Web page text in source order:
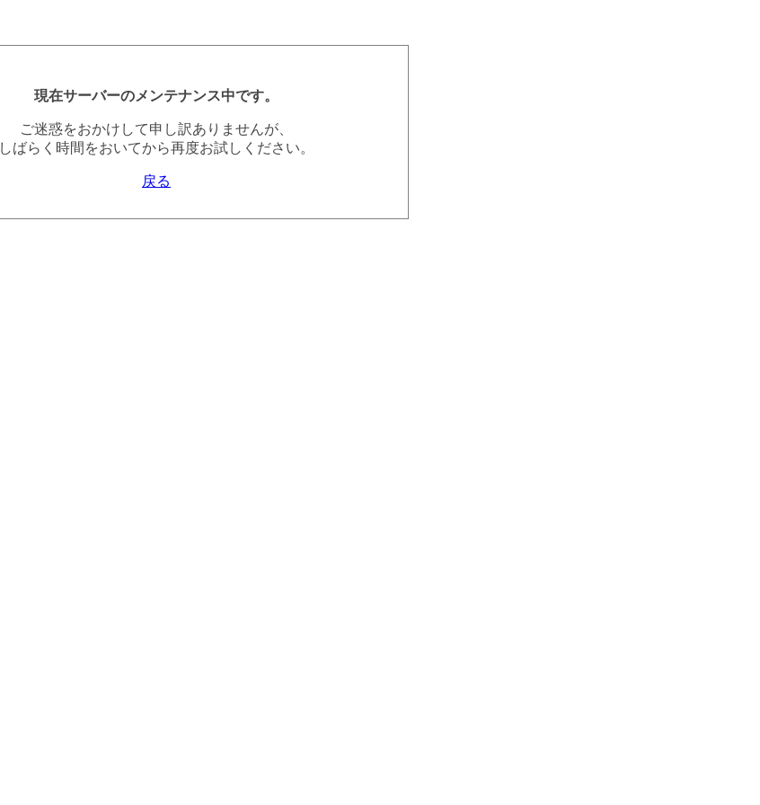
現在サーバーのメンテナンス中です。
ご迷惑をおかけして申し訳ありませんが、
しばらく時間をおいてから再度お試しください。
戻る